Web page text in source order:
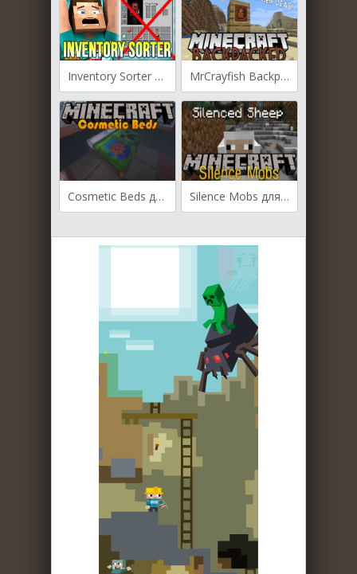
Inventory Sorter для Майнкрафт [1.12.2, 1.14.2, 1.14.4, 1.15.2] MrCrayfish Backpacked для Майнкрафт [1.12.2, 1.14.4, 1.15.2]
Cosmetic Beds для Майнкрафт [1.13.2, 1.12.2] Silence Mobs для Майнкрафт [1.13.2, 1.12.2]